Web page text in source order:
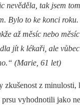
nevěděla, tak jsem
Bylo to ke konci
až měsíc nebo
jít k lékaři, ale
(Marie, 61 let)
zkušenost z
vyhodnotili jako